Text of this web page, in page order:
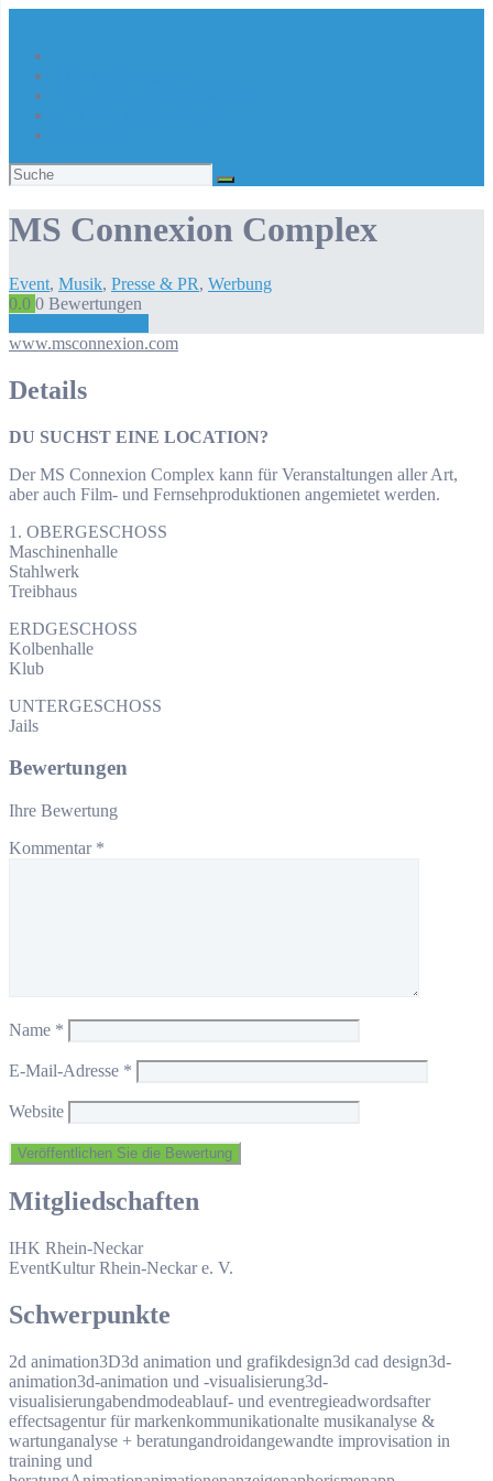
Suchen
nach:
MS Connexion Complex
Event, Musik, Presse & PR, Werbung
0.0 0 Bewertungen
www.msconnexion.com
Details
DU SUCHST EINE LOCATION?
Der MS Connexion Complex kann für Veranstaltungen aller Art,
aber auch Film- und Fernsehproduktionen angemietet werden.
1. OBERGESCHOSS
Maschinenhalle
Stahlwerk
Treibhaus
ERDGESCHOSS
Kolbenhalle
Klub
UNTERGESCHOSS
Jails
Bewertungen
Ihre Bewertung
Kommentar *
Name *
E-Mail-Adresse *
Website
Mitgliedschaften
IHK Rhein-Neckar
EventKultur Rhein-Neckar e. V.
Schwerpunkte
2d animation3D3d animation und grafikdesign3d cad design3d-
animation3d-animation und -visualisierung3d-
visualisierungabendmodeablauf- und eventregieadwordsafter
effectsagentur für markenkommunikationalte musikanalyse &
wartunganalyse + beratungandroidangewandte improvisation in
training und